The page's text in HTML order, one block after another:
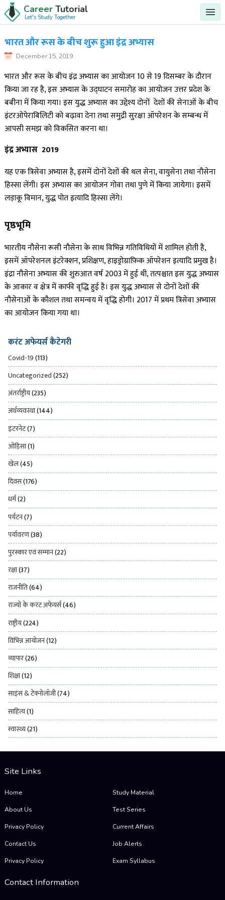
Career Tutorial
Let's Study Together
भारत और रूस के बीच शुरू हुआ इंद्र अभ्यास
December 15, 2019
भारत और रूस के बीच इंद्र अभ्यास का आयोजन 10 से 19 दिसम्बर के दौरान
किया जा रह है, इस अभ्यास के उद्घाटन समारोह का आयोजन उत्तर प्रदेश के
बबीना में किया गया। इस युद्ध अभ्यास का उद्देश्य दोनों देशों की सेनाओं के बीच
इंटरओपेराबिलिटी को बढ़ावा देना तथा समुद्री सुरक्षा ऑपरेशन के सम्बन्ध में
आपसी समझ को विकसित करना था।
इंद्र अभ्यास 2019
यह एक त्रिसेवा अभ्यास है, इसमें दोनों देशों की थल सेना, वायुसेना तथा नौसेना
हिस्सा लेंगी। इस अभ्यास का आयोजन गोवा तथा पुणे में किया जायेगा। इसमें
लड़ाकू विमान, युद्ध पोत इत्यादि हिस्सा लेंगे।
पृष्ठभूमि
भारतीय नौसेना रूसी नौसेना के साथ विभिन्न गतिविधियों में शामिल होती है,
इसमें ऑपरेशनल इंटरेक्शन, प्रशिक्षण, हाइड्रोग्राफ़िक ऑपरेशन इत्यादि प्रमुख है।
इंद्रा नौसेना अभ्यास की शुरुआत वर्ष 2003 में हुई थी, तत्पश्चात इस युद्ध अभ्यास
के आकार व क्षेत्र में काफी वृद्धि हुई है। इस युद्ध अभ्यास से दोनों देशों की
नौसेनाओं के कौशल तथा समन्वय में वृद्धि होगी। 2017 में प्रथम त्रिसेवा अभ्यास
का आयोजन किया गया था।
करंट अफेयर्स कैटेगरी
Covid-19(113)
Uncategorized(252)
अंतर्राष्ट्रीय(235)
अर्थव्यवस्था(144)
इंटरनेट(7)
ओड़िसा(1)
खेल(45)
दिवस(176)
धर्म(2)
पर्यटन(7)
पर्यावरण(38)
पुरस्कार एवं सम्मान(22)
रक्षा(37)
राजनीति(64)
राज्यों के करंट अफेयर्स(46)
राष्ट्रीय(224)
विभिन्न आयोजन(12)
व्यापार(26)
शिक्षा(12)
साइंस & टेक्नोलॉजी(74)
साहित्य(1)
स्वास्थ्य(21)
Site Links
Home
About Us
Privacy Policy
Contact Us
Privacy Policy
Study Material
Test Series
Current Affairs
Job Alerts
Exam Syllabus
Contact Information